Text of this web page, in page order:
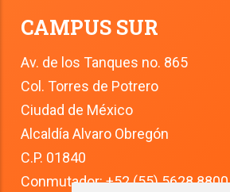
CAMPUS SUR
Av. de los Tanques no. 865
Col. Torres de Potrero
Ciudad de México
Alcaldía Alvaro Obregón
C.P. 01840
Conmutador: +52 (55) 5628 8800